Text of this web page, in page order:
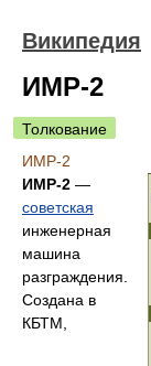
Википедия
ИМР-2
Толкование
ИМР-2
ИМР-2 —
советская
инженерная
машина
разграждения.
Создана в
КБТМ,